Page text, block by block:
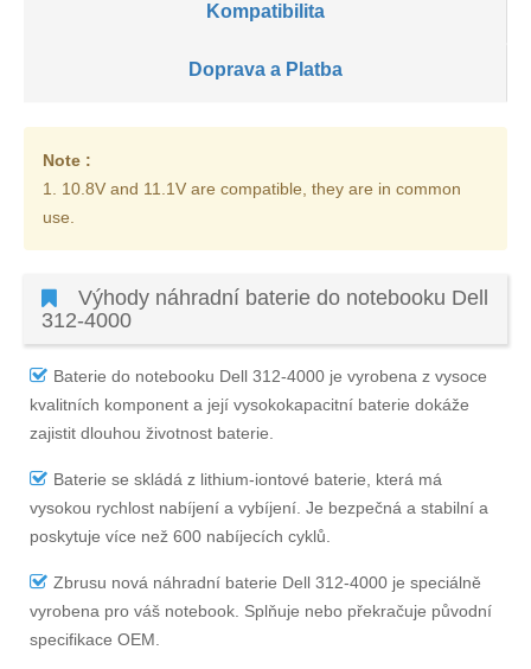
Kompatibilita
Doprava a Platba
Note :
1. 10.8V and 11.1V are compatible, they are in common
use.
Výhody náhradní baterie do notebooku Dell
312-4000
Baterie do notebooku Dell 312-4000 je vyrobena z vysoce
kvalitních komponent a její vysokokapacitní baterie dokáže
zajistit dlouhou životnost baterie.
Baterie se skládá z lithium-iontové baterie, která má
vysokou rychlost nabíjení a vybíjení. Je bezpečná a stabilní a
poskytuje více než 600 nabíjecích cyklů.
Zbrusu nová náhradní baterie Dell 312-4000 je speciálně
vyrobena pro váš notebook. Splňuje nebo překračuje původní
specifikace OEM.